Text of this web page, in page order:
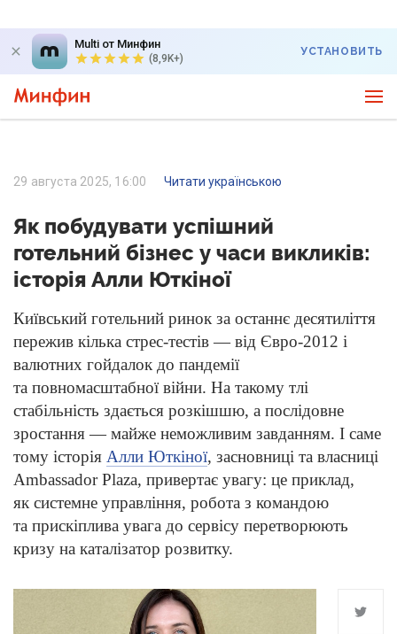
Multi от Минфин
(8,9K+)
УСТАНОВИТЬ
29 августа 2025, 16:00 Читати українською
Як побудувати успішний
готельний бізнес у часи викликів:
історія Алли Юткіної
Київський готельний ринок за останнє десятиліття
пережив кілька стрес-тестів — від Євро-2012 і
валютних гойдалок до пандемії
та повномасштабної війни. На такому тлі
стабільність здається розкішшю, а послідовне
зростання — майже неможливим завданням. І саме
тому історія Алли Юткіної, засновниці та власниці
Ambassador Plaza, привертає увагу: це приклад,
як системне управління, робота з командою
та прискіплива увага до сервісу перетворюють
кризу на каталізатор розвитку.